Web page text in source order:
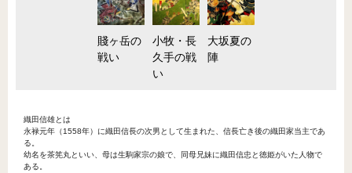
賤ヶ岳の
戦い
小牧・長
久手の戦
い
大坂夏の
陣
織田信雄とは
永禄元年（1558年）に織田信長の次男として生まれた、信長亡き後の織田家当主であ
る。
幼名を茶筅丸といい、母は生駒家宗の娘で、同母兄妹に織田信忠と徳姫がいた人物で
ある。